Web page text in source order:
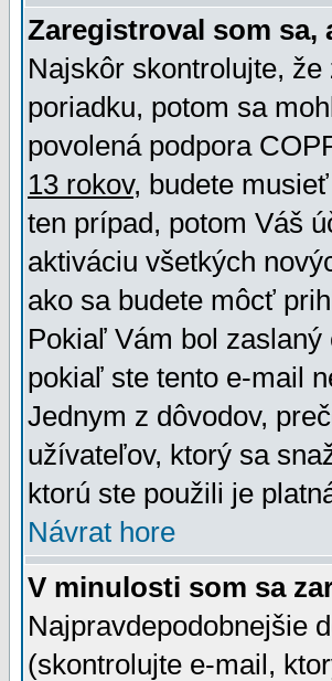
Zaregistroval som sa,
Najskôr skontrolujte,
poriadku, potom sa
povolená podpora
13 rokov, budete
ten prípad, potom Váš
aktiváciu všetkých
ako sa budete môcť
Pokiaľ Vám bol
pokiaľ ste tento e-mail
Jednym z dôvodov,
užívateľov, ktorý sa
ktorú ste použili je
Návrat hore
V minulosti som sa
Najpravdepodobnejšie
(skontrolujte e-mail,